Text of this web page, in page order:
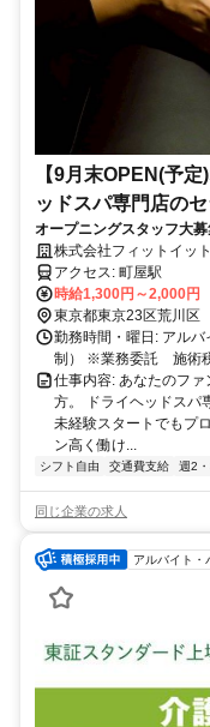
【9月末OPEN(予
ッドスパ専門店の
オープニングスタッフ大
株式会社フィットイット
アクセス: 町屋駅
時給1,300円～2,000円
東京都東京23区荒川区
勤務時間・曜日: アル
制） ※業務委託 施術
仕事内容: あなたのフ
方。 ドライヘッドスパ
未経験スタートでもプ
ン高く働け...
シフト自由 交通費支給 週2
同じ企業の求人
アルバイト・